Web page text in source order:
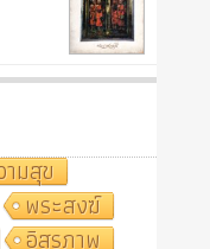
มสุข
พระสงฆ์
อิสรภาพ